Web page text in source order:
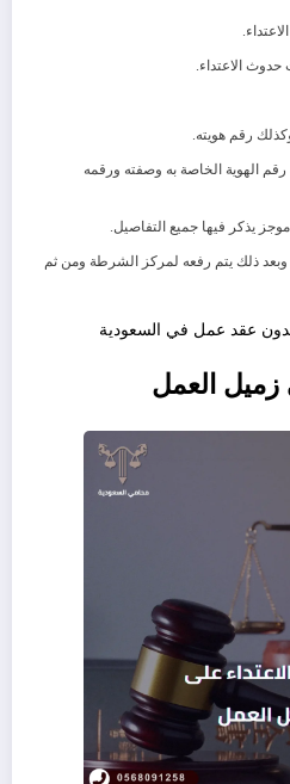
الاعتداء.
رقم هويته.
الهوية الخاصة به وصفته ورقمه
يذكر فيها جميع التفاصيل.
وبعد ذلك يتم رفعه لمركز الشرطة ومن ثم
عقد عمل في السعودية
زميل العمل